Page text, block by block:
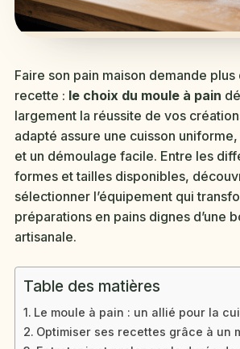
Faire son pain maison demande plus
recette : le choix du moule à pain
largement la réussite de vos
adapté assure une cuisson
et un démoulage facile. Entre les
formes et tailles disponibles,
sélectionner l’équipement qui
préparations en pains dignes d’une
artisanale.
Table des matières
Le moule à pain : un allié pour la
Optimiser ses recettes grâce à un